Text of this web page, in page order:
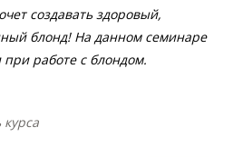
создавать здоровый,
блонд! На данном семинаре
при работе с блондом.